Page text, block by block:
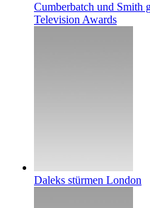
Cumberbatch und Smith
Television Awards
Daleks stürmen London